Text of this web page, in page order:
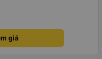
giá